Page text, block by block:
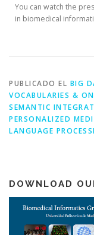
You can watch the
in biomedical
PUBLICADO EL BIG
VOCABULARIES &
SEMANTIC
PERSONALIZED
LANGUAGE
DOWNLOAD